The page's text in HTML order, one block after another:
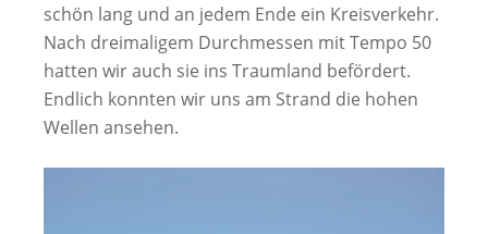
schön lang und an jedem Ende ein Kreisverkehr.
Nach dreimaligem Durchmessen mit Tempo 50
hatten wir auch sie ins Traumland befördert.
Endlich konnten wir uns am Strand die hohen
Wellen ansehen.